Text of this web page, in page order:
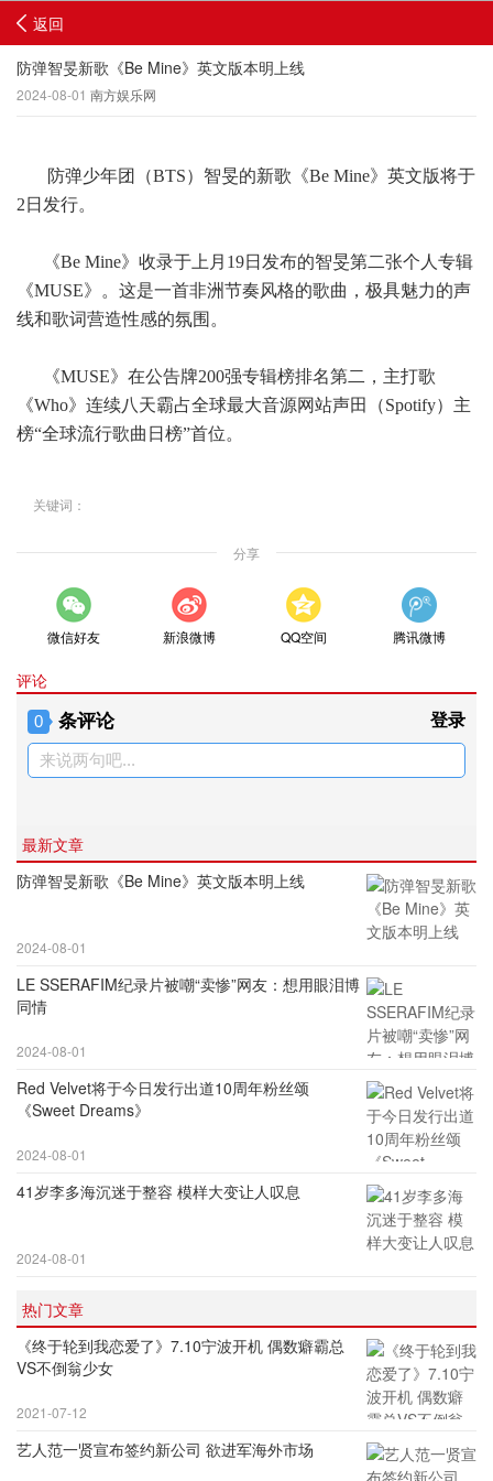
返回
防弹智旻新歌《Be Mine》英文版本明上线
2024-08-01 南方娱乐网
防弹少年团（BTS）智旻的新歌《Be Mine》英文版将于
2日发行。
《Be Mine》收录于上月19日发布的智旻第二张个人专辑
《MUSE》。这是一首非洲节奏风格的歌曲，极具魅力的声
线和歌词营造性感的氛围。
《MUSE》在公告牌200强专辑榜排名第二，主打歌
《Who》连续八天霸占全球最大音源网站声田（Spotify）主
榜“全球流行歌曲日榜”首位。
关键词：
分享
微信好友 新浪微博 QQ空间 腾讯微博
评论
0 条评论 登录
来说两句吧...
最新文章
防弹智旻新歌《Be Mine》英文版本明上线
2024-08-01
LE SSERAFIM纪录片被嘲“卖惨”网友：想用眼泪博
同情
2024-08-01
Red Velvet将于今日发行出道10周年粉丝颂
《Sweet Dreams》
2024-08-01
41岁李多海沉迷于整容 模样大变让人叹息
2024-08-01
热门文章
《终于轮到我恋爱了》7.10宁波开机 偶数癖霸总
VS不倒翁少女
2021-07-12
艺人范一贤宣布签约新公司 欲进军海外市场